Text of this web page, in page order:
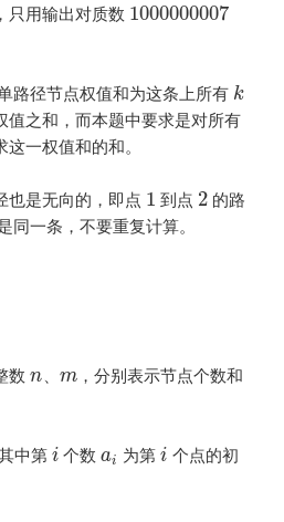
只用输出对质数 1000000007
路径节点权值和为这条上所有 k
值之和，而本题中要求是对所有
一权值和的和。
也是无向的，即点 1 到点 2 的路
同一条，不要重复计算。
数n、 m，分别表示节点个数和
中第 i 个数ai 为第i 个点的初